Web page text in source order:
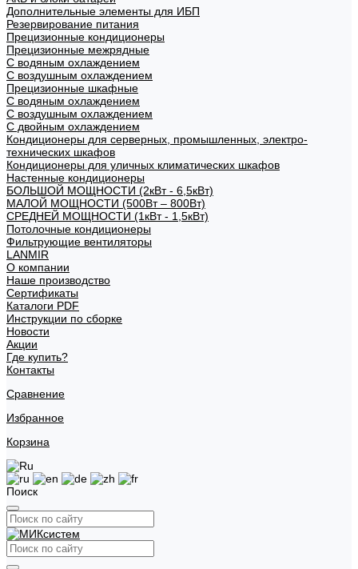
Дополнительные элементы для ИБП
Резервирование питания
Прецизионные кондиционеры
Прецизионные межрядные
С водяным охлаждением
С воздушным охлаждением
Прецизионные шкафные
С водяным охлаждением
С воздушным охлаждением
С двойным охлаждением
Кондиционеры для серверных, промышленных, электро-
технических шкафов
Кондиционеры для уличных климатических шкафов
Настенные кондиционеры
БОЛЬШОЙ МОЩНОСТИ (2кВт - 6,5кВт)
МАЛОЙ МОЩНОСТИ (500Вт – 800Вт)
СРЕДНЕЙ МОЩНОСТИ (1кВт - 1,5кВт)
Потолочные кондиционеры
Фильтрующие вентиляторы
LANMIR
О компании
Наше производство
Сертификаты
Каталоги PDF
Инструкции по сборке
Новости
Акции
Где купить?
Контакты
Сравнение
Избранное
Корзина
Поиск